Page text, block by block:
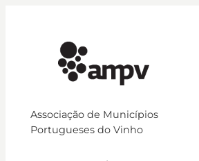
Associação de Municípios
Portugueses do Vinho